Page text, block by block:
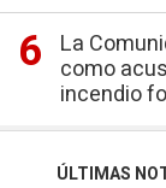
La
como
incendio
ÚLTIMAS